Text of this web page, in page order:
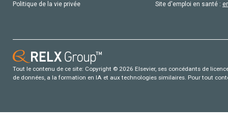
Politique de la vie privée
Site d'emploi en santé :
Tout le contenu de ce site: Copyright © 2026 Elsevier, ses concédants de
de données, a la formation en IA et aux technologies similaires. Pour tout